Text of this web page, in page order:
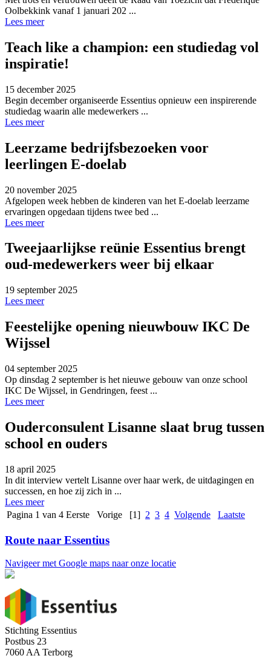
Oolbekkink vanaf 1 januari 202 ...
Lees meer
Teach like a champion: een studiedag vol
inspiratie!
15 december 2025
Begin december organiseerde Essentius opnieuw een inspirerende
studiedag waarin alle medewerkers ...
Lees meer
Leerzame bedrijfsbezoeken voor
leerlingen E-doelab
20 november 2025
Afgelopen week hebben de kinderen van het E-doelab leerzame
ervaringen opgedaan tijdens twee bed ...
Lees meer
Tweejaarlijkse reünie Essentius brengt
oud-medewerkers weer bij elkaar
19 september 2025
Lees meer
Feestelijke opening nieuwbouw IKC De
Wijssel
04 september 2025
Op dinsdag 2 september is het nieuwe gebouw van onze school
IKC De Wijssel, in Gendringen, feest ...
Lees meer
Ouderconsulent Lisanne slaat brug tussen
school en ouders
18 april 2025
In dit interview vertelt Lisanne over haar werk, de uitdagingen en
successen, en hoe zij zich in ...
Lees meer
Pagina 1 van 4 Eerste Vorige [1] 2 3 4 Volgende Laatste
Route naar Essentius
Navigeer met Google maps naar onze locatie
Stichting Essentius
Postbus 23
7060 AA Terborg